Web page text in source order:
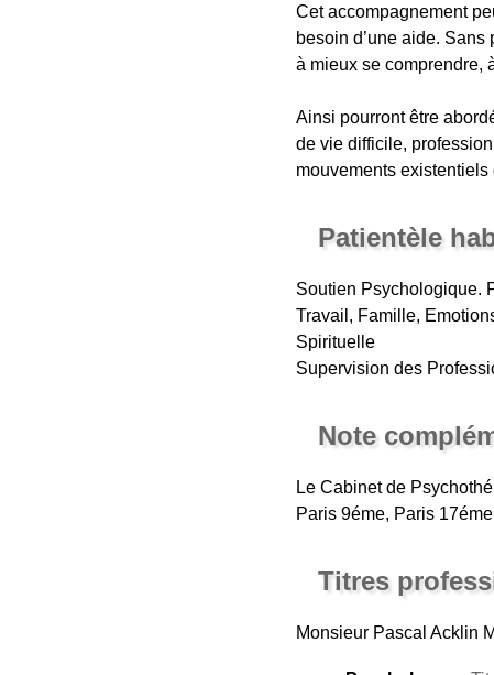
Cet accompagnement
besoin d’une aide. Sans
à mieux se comprendre,
Ainsi pourront être
de vie difficile,
mouvements
Patientèle
Soutien Psychologique.
Travail, Famille,
Spirituelle
Supervision des
Note
Le Cabinet de
Paris 9éme, Paris
Titres
Monsieur Pascal Acklin